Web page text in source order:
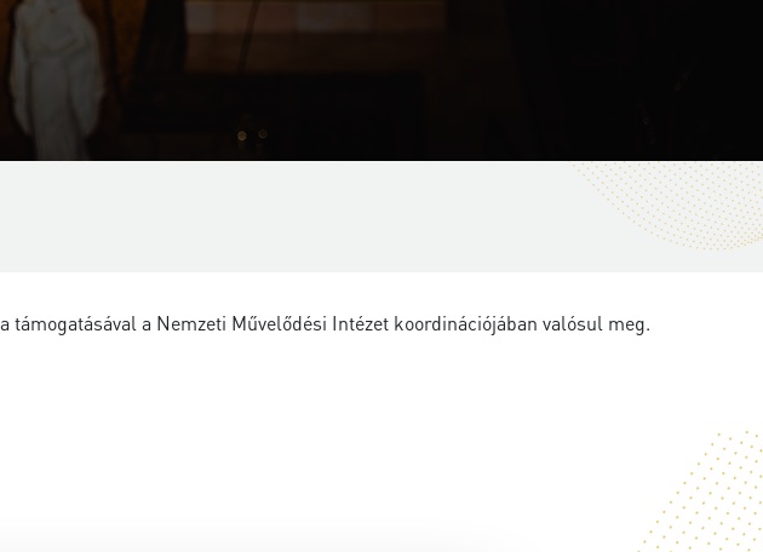
a Nemzeti Művelődési Intézet koordinációjában valósul meg.